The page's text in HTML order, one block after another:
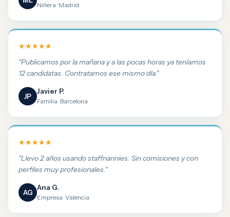
Niñera · Madrid
★★★★★
"Publicamos por la mañana y a las pocas horas ya teníamos
12 candidatas. Contratamos ese mismo día."
JP
Javier P.
Familia · Barcelona
★★★★★
"Llevo 2 años usando staffnannies. Sin comisiones y con
perfiles muy profesionales."
AG
Ana G.
Empresa · Valencia